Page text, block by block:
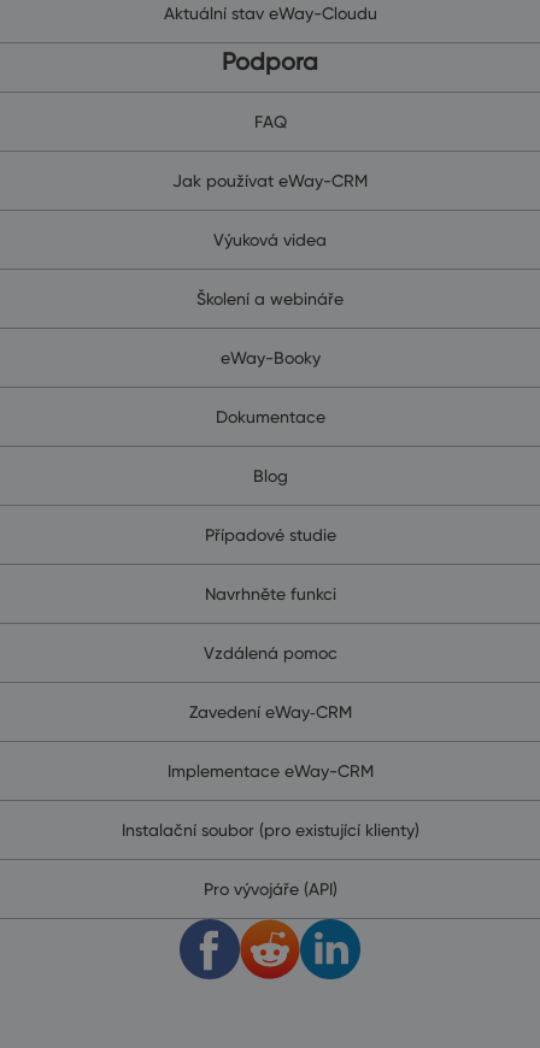
Aktuální stav eWay-Cloudu
Podpora
FAQ
Jak používat eWay-CRM
Výuková videa
Školení a webináře
eWay-Booky
Dokumentace
Blog
Případové studie
Navrhněte funkci
Vzdálená pomoc
Zavedení eWay‑CRM
Implementace eWay-CRM
Instalační soubor (pro existující klienty)
Pro vývojáře (API)